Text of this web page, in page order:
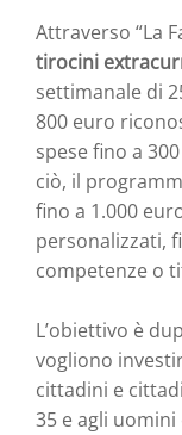
Attraverso “La
tirocini
settimanale di
800 euro
spese fino a
ciò, il
fino a 1.000
personalizzati,
competenze o
L’obiettivo è
vogliono
cittadini e
35 e agli uomini